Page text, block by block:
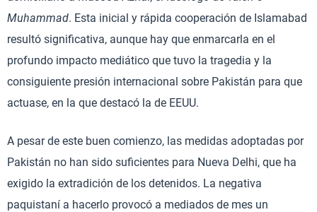
Muhammad. Esta inicial y rápida cooperación de Islamabad
resultó significativa, aunque hay que enmarcarla en el
profundo impacto mediático que tuvo la tragedia y la
consiguiente presión internacional sobre Pakistán para que
actuase, en la que destacó la de EEUU.
A pesar de este buen comienzo, las medidas adoptadas por
Pakistán no han sido suficientes para Nueva Delhi, que ha
exigido la extradición de los detenidos. La negativa
paquistaní a hacerlo provocó a mediados de mes un